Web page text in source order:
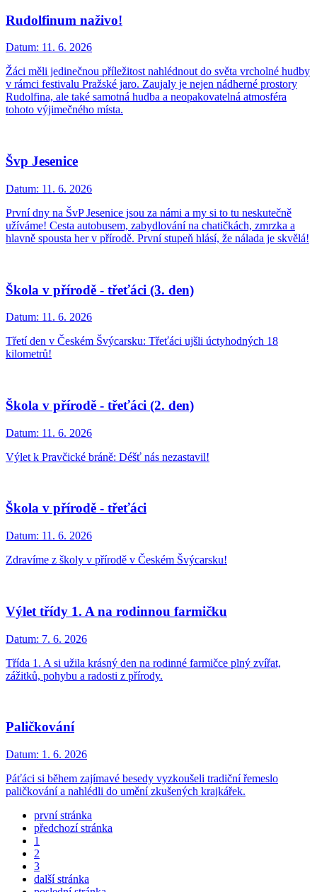
Rudolfinum naživo!
Datum: 11. 6. 2026
Žáci měli jedinečnou příležitost nahlédnout do světa vrcholné hudby
v rámci festivalu Pražské jaro. Zaujaly je nejen nádherné prostory
Rudolfina, ale také samotná hudba a neopakovatelná atmosféra
tohoto výjimečného místa.
Švp Jesenice
Datum: 11. 6. 2026
První dny na ŠvP Jesenice jsou za námi a my si to tu neskutečně
užíváme! Cesta autobusem, zabydlování na chatičkách, zmrzka a
hlavně spousta her v přírodě. První stupeň hlásí, že nálada je skvělá!
Škola v přírodě - třeťáci (3. den)
Datum: 11. 6. 2026
Třetí den v Českém Švýcarsku: Třeťáci ujšli úctyhodných 18
kilometrů!
Škola v přírodě - třeťáci (2. den)
Datum: 11. 6. 2026
Výlet k Pravčické bráně: Déšť nás nezastavil!
Škola v přírodě - třeťáci
Datum: 11. 6. 2026
Zdravíme z školy v přírodě v Českém Švýcarsku!
Výlet třídy 1. A na rodinnou farmičku
Datum: 7. 6. 2026
Třída 1. A si užila krásný den na rodinné farmičce plný zvířat,
zážitků, pohybu a radosti z přírody.
Paličkování
Datum: 1. 6. 2026
Páťáci si během zajímavé besedy vyzkoušeli tradiční řemeslo
paličkování a nahlédli do umění zkušených krajkářek.
první stránka
předchozí stránka
1
2
3
další stránka